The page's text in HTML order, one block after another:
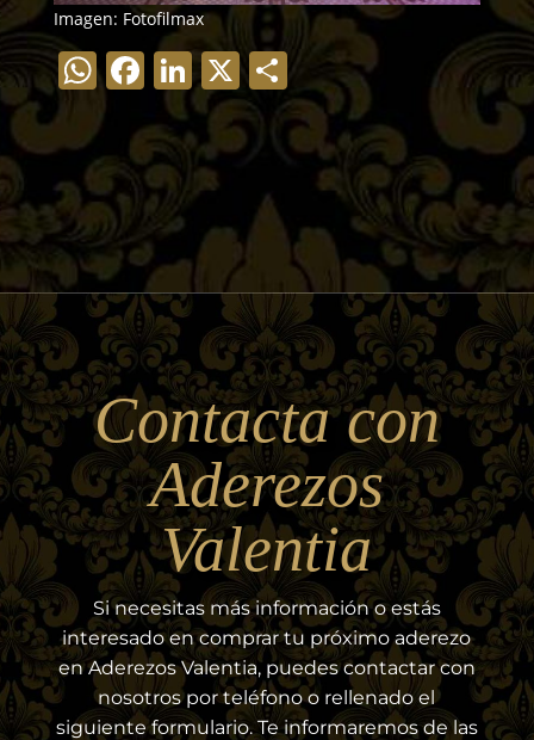
Imagen: Fotofilmax
WhatsApp
Facebook
LinkedIn
X Compartir
Contacta con
Aderezos
Valentia
Si necesitas más información o estás
interesado en comprar tu próximo aderezo
en Aderezos Valentia, puedes contactar con
nosotros por teléfono o rellenado el
siguiente formulario. Te informaremos de las